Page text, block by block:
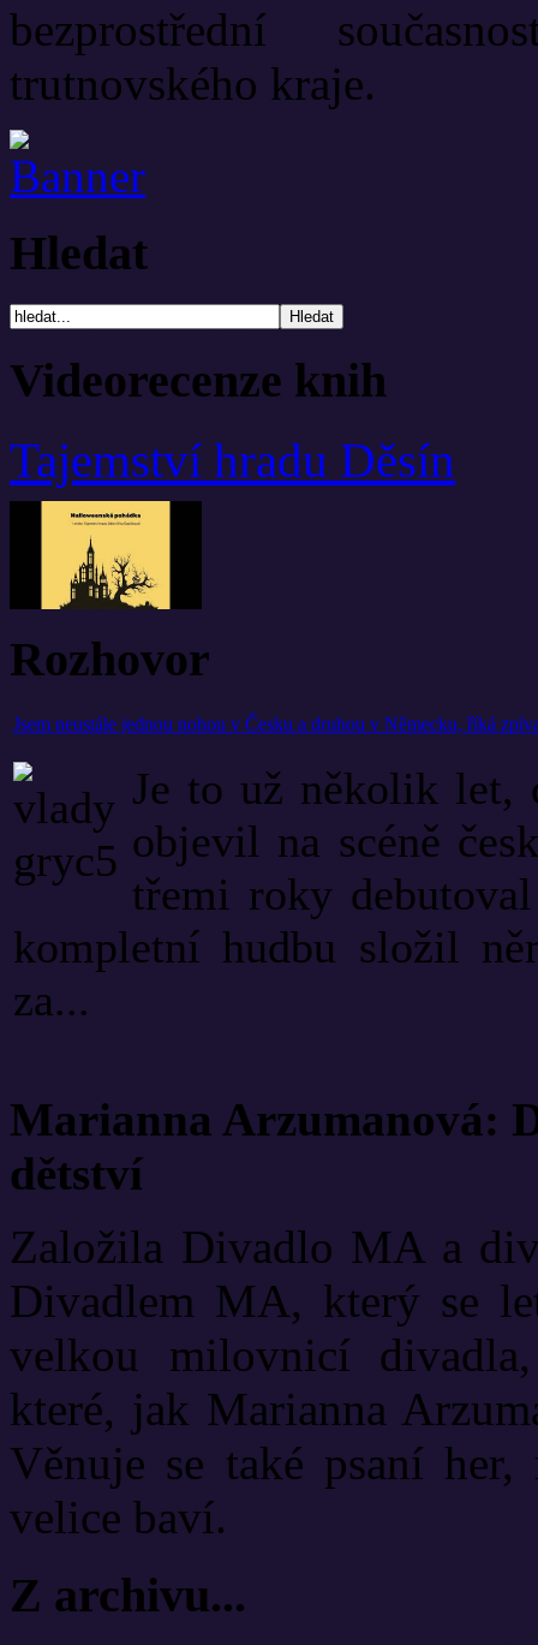
bezprostřední
trutnovského kraje.
Hledat
Videorecenze knih
Tajemství hradu Děsín
Rozhovor
Jsem neustále jednou nohou v Česku a druhou v Německu, říká
Je to už několik let,
objevil na scéně
třemi roky
kompletní hudbu složil
za...
Marianna Arzumanová:
dětství
Založila Divadlo MA a
Divadlem MA, který se
velkou milovnicí
které, jak Marianna
Věnuje se také psaní
velice baví.
Z archivu...